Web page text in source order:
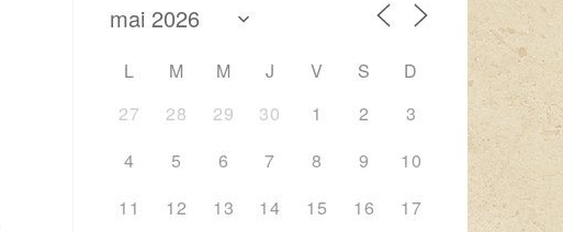
L M M J V S
D
27
28 29 30 1 2
3
4
5 6 7 8 9
10
11
12 13 14 15 16
17